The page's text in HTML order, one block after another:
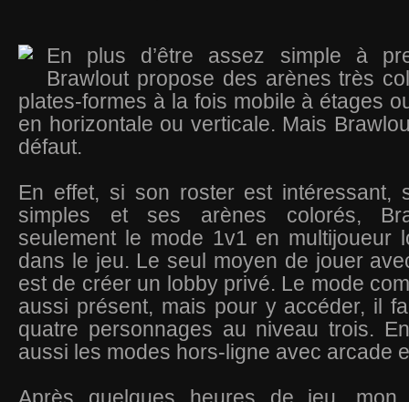
En plus d’être assez simple à
Brawlout propose des arènes très
plates-formes à la fois mobile à étages
en horizontale ou verticale. Mais
défaut.
En effet, si son roster est intéressant,
simples et ses arènes colorés,
seulement le mode 1v1 en multijoueur
dans le jeu. Le seul moyen de jouer
est de créer un lobby privé. Le mode
aussi présent, mais pour y accéder, il
quatre personnages au niveau trois.
aussi les modes hors-ligne avec arcade
Après quelques heures de jeu, mon